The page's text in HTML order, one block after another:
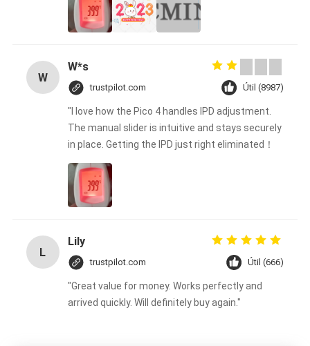
W
W*s
trustpilot.com Útil (8987)
"I love how the Pico 4 handles IPD adjustment.
The manual slider is intuitive and stays securely
in place. Getting the IPD just right eliminated！
L
Lily
trustpilot.com Útil (666)
"Great value for money. Works perfectly and
arrived quickly. Will definitely buy again."